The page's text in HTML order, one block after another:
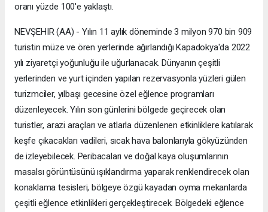
oranı yüzde 100'e yaklaştı.
NEVŞEHIR (AA) - Yılın 11 aylık döneminde 3 milyon 970 bin 909
turistin müze ve ören yerlerinde ağırlandığı Kapadokya'da 2022
yılı ziyaretçi yoğunluğu ile uğurlanacak. Dünyanın çeşitli
yerlerinden ve yurt içinden yapılan rezervasyonla yüzleri gülen
turizmciler, yılbaşı gecesine özel eğlence programları
düzenleyecek. Yılın son günlerini bölgede geçirecek olan
turistler, arazi araçları ve atlarla düzenlenen etkinliklere katılarak
keşfe çıkacakları vadileri, sıcak hava balonlarıyla gökyüzünden
de izleyebilecek. Peribacaları ve doğal kaya oluşumlarının
masalsı görüntüsünü ışıklandırma yaparak renklendirecek olan
konaklama tesisleri, bölgeye özgü kayadan oyma mekanlarda
çeşitli eğlence etkinlikleri gerçekleştirecek. Bölgedeki eğlence